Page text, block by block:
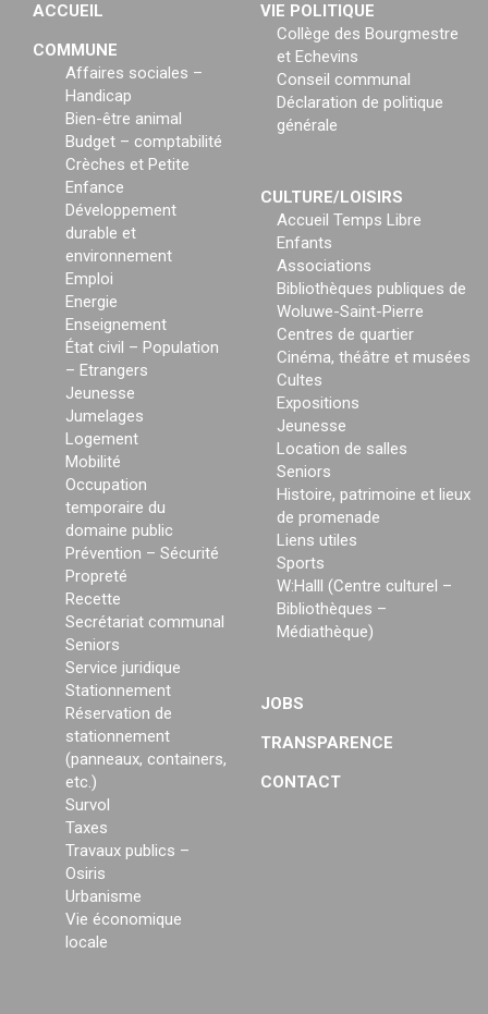
ACCUEIL
COMMUNE
Affaires sociales –
Handicap
Bien-être animal
Budget – comptabilité
Crèches et Petite
Enfance
Développement
durable et
environnement
Emploi
Energie
Enseignement
État civil – Population
– Etrangers
Jeunesse
Jumelages
Logement
Mobilité
Occupation
temporaire du
domaine public
Prévention – Sécurité
Propreté
Recette
Secrétariat communal
Seniors
Service juridique
Stationnement
Réservation de
stationnement
(panneaux, containers,
etc.)
Survol
Taxes
Travaux publics –
Osiris
Urbanisme
Vie économique
locale
VIE POLITIQUE
Collège des Bourgmestre
et Echevins
Conseil communal
Déclaration de politique
générale
CULTURE/LOISIRS
Accueil Temps Libre
Enfants
Associations
Bibliothèques publiques de
Woluwe-Saint-Pierre
Centres de quartier
Cinéma, théâtre et musées
Cultes
Expositions
Jeunesse
Location de salles
Seniors
Histoire, patrimoine et lieux
de promenade
Liens utiles
Sports
W:Halll (Centre culturel –
Bibliothèques –
Médiathèque)
JOBS
TRANSPARENCE
CONTACT